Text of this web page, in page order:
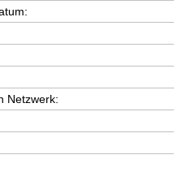
Netzwerk: